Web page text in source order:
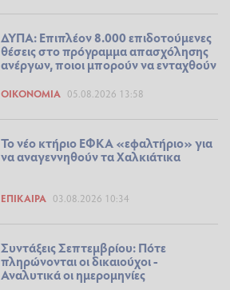
ΔΥΠΑ: Επιπλέον 8.000 επιδοτούμενες
θέσεις στο πρόγραμμα απασχόλησης
ανέργων, ποιοι μπορούν να ενταχθούν
ΟΙΚΟΝΟΜΊΑ 05.08.2026 13:58
Το νέο κτήριο ΕΦΚΑ «εφαλτήριο» για
να αναγεννηθούν τα Χαλκιάτικα
ΕΠΊΚΑΙΡΑ 03.08.2026 10:34
Συντάξεις Σεπτεμβρίου: Πότε
πληρώνονται οι δικαιούχοι -
Αναλυτικά οι ημερομηνίες